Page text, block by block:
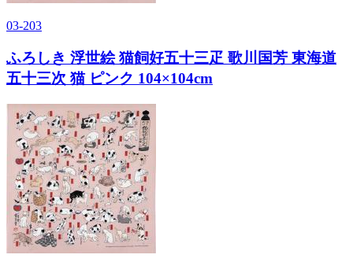
03-203
ふろしき 浮世絵 猫飼好五十三疋 歌川国芳 東海道
五十三次 猫 ピンク 104×104cm